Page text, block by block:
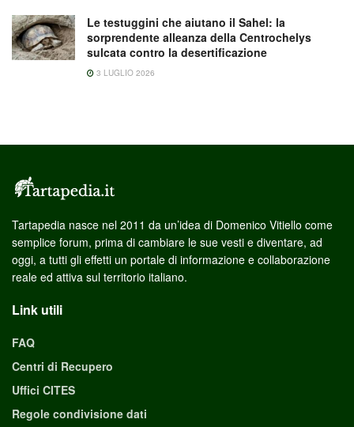
Le testuggini che aiutano il Sahel: la
sorprendente alleanza della Centrochelys
sulcata contro la desertificazione
3 LUGLIO 2026
Tartapedia nasce nel 2011 da un’idea di Domenico Vitiello come
semplice forum, prima di cambiare le sue vesti e diventare, ad
oggi, a tutti gli effetti un portale di informazione e collaborazione
reale ed attiva sul territorio italiano.
Link utili
FAQ
Centri di Recupero
Uffici CITES
Regole condivisione dati